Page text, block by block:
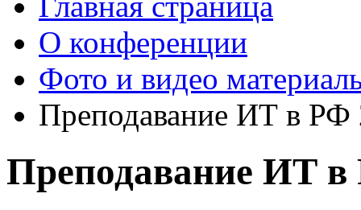
О конференции
Фото и видео
Преподавание ИТ в РФ
Преподавание ИТ в